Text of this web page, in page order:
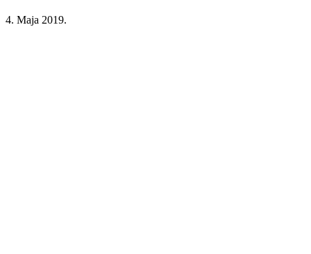
4. Maja 2019.